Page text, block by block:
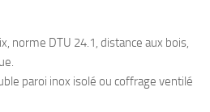
norme DTU 24.1, distance aux bois,
paroi inox isolé ou coffrage ventilé